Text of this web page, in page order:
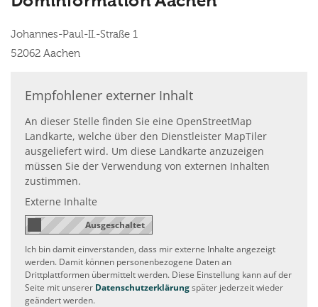
Johannes-Paul-II.-Straße 1
52062 Aachen
Empfohlener externer Inhalt
An dieser Stelle finden Sie eine OpenStreetMap
Landkarte, welche über den Dienstleister MapTiler
ausgeliefert wird. Um diese Landkarte anzuzeigen
müssen Sie der Verwendung von externen Inhalten
zustimmen.
Externe Inhalte
Ich bin damit einverstanden, dass mir externe Inhalte angezeigt
werden. Damit können personenbezogene Daten an
Drittplattformen übermittelt werden. Diese Einstellung kann auf der
Seite mit unserer Datenschutzerklärungspäter jederzeit wieder
geändert werden.